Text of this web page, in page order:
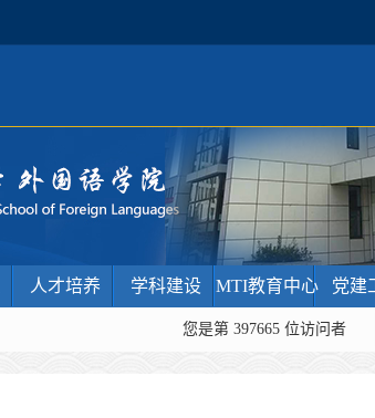
人才培养 学科建设 MTI教育中心 党建
您是第 397665 位访问者